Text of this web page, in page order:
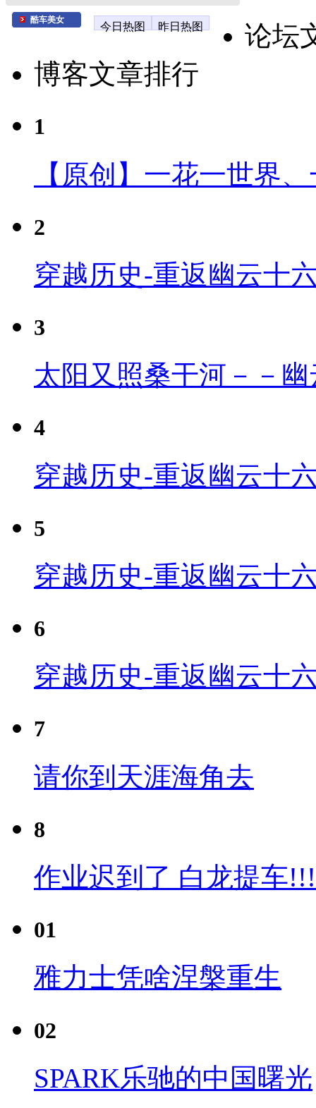
酷车美女
今日热图 昨日热图
论坛
博客文章排行
1
【原创】一花一世界
2
穿越历史-重返幽云十
3
太阳又照桑干河－－
4
穿越历史-重返幽云十
5
穿越历史-重返幽云十
6
穿越历史-重返幽云十
7
请你到天涯海角去
8
作业迟到了 白龙提车
01
雅力士凭啥涅槃重生
02
SPARK乐驰的中国曙光